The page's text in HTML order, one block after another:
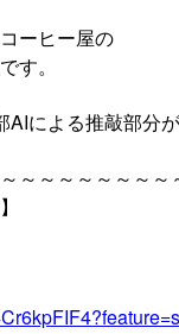
ーヒー屋の
す。
による推敲部分
～～～～～～～～